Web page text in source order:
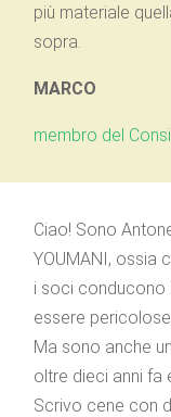
più materiale
sopra.
MARCO
membro del
Ciao! Sono
YOUMANI, ossia
i soci conducono
essere
Ma sono anche
oltre dieci anni fa
Scrivo cene con